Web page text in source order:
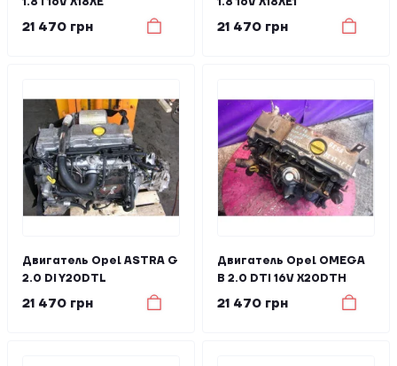
21 470 грн 21 470 грн
Двигатель Opel ASTRA G
2.0 DI Y20DTL
21 470 грн
Двигатель Opel OMEGA
B 2.0 DTI 16V X20DTH
21 470 грн